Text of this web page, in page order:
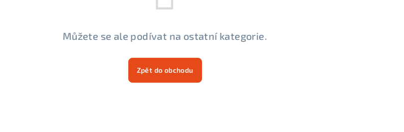
Můžete se ale podívat na ostatní kategorie.
Zpět do obchodu